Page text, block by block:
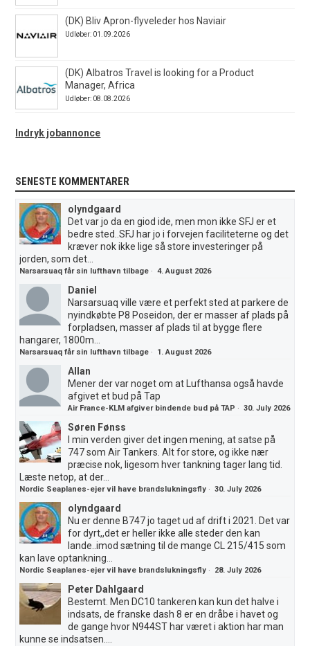
(DK) Bliv Apron-flyveleder hos Naviair
Udløber: 01.09.2026
(DK) Albatros Travel is looking for a Product
Manager, Africa
Udløber: 08.08.2026
Indryk jobannonce
SENESTE KOMMENTARER
olyndgaard
Det var jo da en giod ide, men mon ikke SFJ er et
bedre sted..SFJ har jo i forvejen faciliteterne og det
kræver nok ikke lige så store investeringer på
jorden, som det...
Narsarsuaq får sin lufthavn tilbage ·4. August 2026
Daniel
Narsarsuaq ville være et perfekt sted at parkere de
nyindkøbte P8 Poseidon, der er masser af plads på
forpladsen, masser af plads til at bygge flere
hangarer, 1800m...
Narsarsuaq får sin lufthavn tilbage · 1. August 2026
Allan
Mener der var noget om at Lufthansa også havde
afgivet et bud på Tap
Air France-KLM afgiver bindende bud på TAP ·30. July 2026
Søren Fønss
I min verden giver det ingen mening, at satse på
747 som Air Tankers. Alt for store, og ikke nær
præcise nok, ligesom hver tankning tager lang tid.
Læste netop, at der...
Nordic Seaplanes-ejer vil have brandslukningsfly ·30. July 2026
olyndgaard
Nu er denne B747 jo taget ud af drift i 2021. Det var
for dyrt,,det er heller ikke alle steder den kan
lande..imod sætning til de mange CL 215/415 som
kan lave optankning...
Nordic Seaplanes-ejer vil have brandslukningsfly · 28. July 2026
Peter Dahlgaard
Bestemt. Men DC10 tankeren kan kun det halve i
indsats, de franske dash 8 er en dråbe i havet og
de gange hvor N944ST har været i aktion har man
kunne se indsatsen....